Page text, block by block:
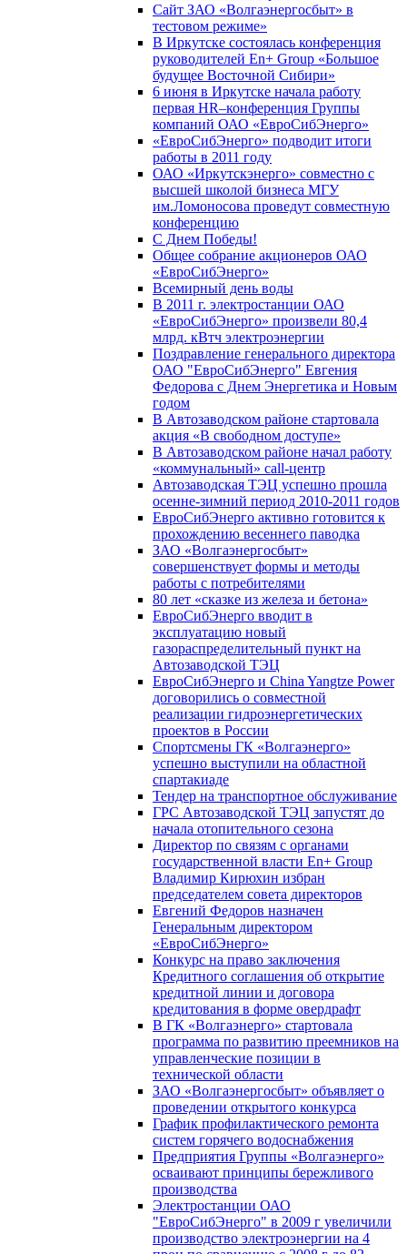
Сайт ЗАО «Волгаэнергосбыт» в
тестовом режиме»
В Иркутске состоялась конференция
руководителей En+ Group «Большое
будущее Восточной Сибири»
6 июня в Иркутске начала работу
первая HR–конференция Группы
компаний ОАО «ЕвроСибЭнерго»
«ЕвроСибЭнерго» подводит итоги
работы в 2011 году
ОАО «Иркутскэнерго» совместно с
высшей школой бизнеса МГУ
им.Ломоносова проведут совместную
конференцию
С Днем Победы!
Общее собрание акционеров ОАО
«ЕвроСибЭнерго»
Всемирный день воды
В 2011 г. электростанции ОАО
«ЕвроСибЭнерго» произвели 80,4
млрд. кВтч электроэнергии
Поздравление генерального директора
ОАО "ЕвроСибЭнерго" Евгения
Федорова с Днем Энергетика и Новым
годом
В Автозаводском районе стартовала
акция «В свободном доступе»
В Автозаводском районе начал работу
«коммунальный» call-центр
Автозаводская ТЭЦ успешно прошла
осенне-зимний период 2010-2011 годов
ЕвроСибЭнерго активно готовится к
прохождению весеннего паводка
ЗАО «Волгаэнергосбыт»
совершенствует формы и методы
работы с потребителями
80 лет «сказке из железа и бетона»
ЕвроСибЭнерго вводит в
эксплуатацию новый
газораспределительный пункт на
Автозаводской ТЭЦ
ЕвроСибЭнерго и China Yangtze Power
договорились о совместной
реализации гидроэнергетических
проектов в России
Спортсмены ГК «Волгаэнерго»
успешно выступили на областной
спартакиаде
Тендер на транспортное обслуживание
ГРС Автозаводской ТЭЦ запустят до
начала отопительного сезона
Директор по связям с органами
государственной власти En+ Group
Владимир Кирюхин избран
председателем совета директоров
Евгений Федоров назначен
Генеральным директором
«ЕвроСибЭнерго»
Конкурс на право заключения
Кредитного соглашения об открытие
кредитной линии и договора
кредитования в форме овердрафт
В ГК «Волгаэнерго» стартовала
программа по развитию преемников на
управленческие позиции в
технической области
ЗАО «Волгаэнергосбыт» объявляет о
проведении открытого конкурса
График профилактического ремонта
систем горячего водоснабжения
Предприятия Группы «Волгаэнерго»
осваивают принципы бережливого
производства
Электростанции ОАО
"ЕвроСибЭнерго" в 2009 г увеличили
производство электроэнергии на 4